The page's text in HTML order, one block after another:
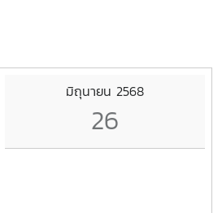
มิถุนายน 2568
26